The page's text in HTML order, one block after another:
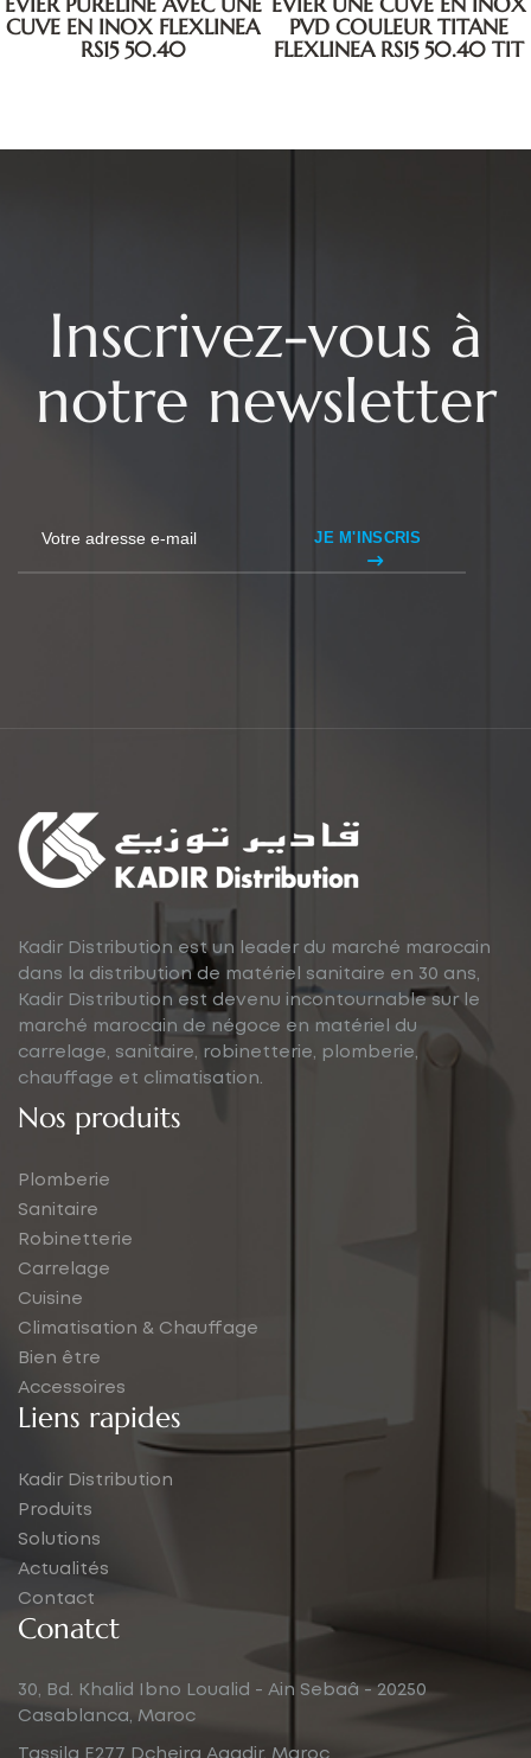
CUVE EN INOX FLEXLINEA
RS15 50.40
PVD COULEUR TITANE
FLEXLINEA RS15 50.40 TIT
Inscrivez-vous à
notre newsletter
JE M'INSCRIS
Kadir Distribution est un leader du marché marocain
dans la distribution de matériel sanitaire en 30 ans,
Kadir Distribution est devenu incontournable sur le
marché marocain de négoce en matériel du
carrelage, sanitaire, robinetterie, plomberie,
chauffage et climatisation.
Nos produits
Plomberie
Sanitaire
Robinetterie
Carrelage
Cuisine
Climatisation & Chauffage
Bien être
Accessoires
Liens rapides
Kadir Distribution
Produits
Solutions
Actualités
Contact
Conatct
30, Bd. Khalid Ibno Loualid - Ain Sebaâ - 20250
Casablanca, Maroc